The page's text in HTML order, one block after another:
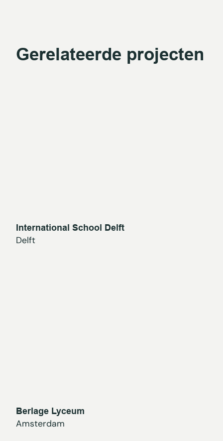
Gerelateerde projecten
International School Delft
Delft
Berlage Lyceum
Amsterdam